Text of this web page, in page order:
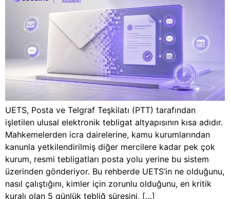
UETS, Posta ve Telgraf Teşkilatı (PTT) tarafından
işletilen ulusal elektronik tebligat altyapısının kısa adıdır.
Mahkemelerden icra dairelerine, kamu kurumlarından
kanunla yetkilendirilmiş diğer mercilere kadar pek çok
kurum, resmi tebligatları posta yolu yerine bu sistem
üzerinden gönderiyor. Bu rehberde UETS’in ne olduğunu,
nasıl çalıştığını, kimler için zorunlu olduğunu, en kritik
kuralı olan 5 günlük tebliğ süresini, […]